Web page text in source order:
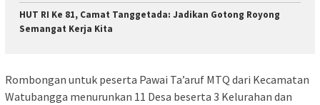
HUT RI Ke 81, Camat Tanggetada: Jadikan Gotong Royong
Semangat Kerja Kita
Rombongan untuk peserta Pawai Ta’aruf MTQ dari Kecamatan
Watubangga menurunkan 11 Desa beserta 3 Kelurahan dan